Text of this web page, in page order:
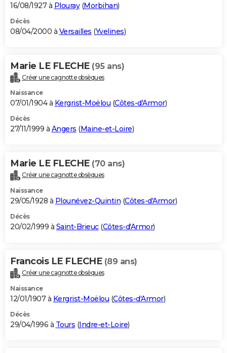
16/08/1927 à Plouray(Morbihan)
Décès
08/04/2000 à Versailles (Yvelines)
Marie LE FLECHE (95 ans)
Créer une cagnotte obsèques
Naissance
07/01/1904 à Kergrist-Moëlou (Côtes-d'Armor)
Décès
27/11/1999 à Angers (Maine-et-Loire)
Marie LE FLECHE (70 ans)
Créer une cagnotte obsèques
Naissance
29/05/1928 à Plounévez-Quintin (Côtes-d'Armor)
Décès
20/02/1999 à Saint-Brieuc(Côtes-d'Armor)
Francois LE FLECHE (89 ans)
Créer une cagnotte obsèques
Naissance
12/01/1907 à Kergrist-Moëlou (Côtes-d'Armor)
Décès
29/04/1996 à Tours (Indre-et-Loire)